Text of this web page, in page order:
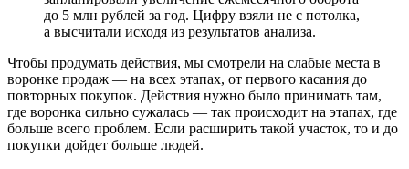
до 5 млн рублей за год. Цифру взяли не с потолка,
а высчитали исходя из результатов анализа.
Чтобы продумать действия, мы смотрели на слабые места в
воронке продаж — на всех этапах, от первого касания до
повторных покупок. Действия нужно было принимать там,
где воронка сильно сужалась — так происходит на этапах, где
больше всего проблем. Если расширить такой участок, то и до
покупки дойдет больше людей.